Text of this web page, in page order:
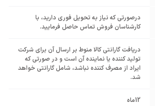
درصورتی که نیاز به تحویل فوری دارید، با
کارشناسان فروش تماس حاصل فرمایید.
دریافت گارانتی کالا منوط بر ارسال آن برای شرکت
تولید کننده یا نماینده آن است و در صورتی که
ایراد از مصرف کننده نباشد، شامل گارانتی خواهد
شد.
12ماه